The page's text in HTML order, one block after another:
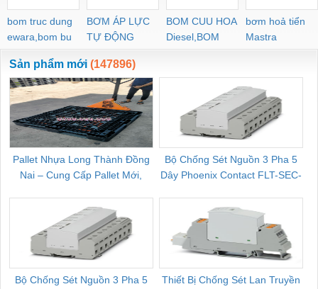
bom truc dung
ewara,bom bu
ewara
BƠM ÁP LỰC
TỰ ĐỘNG
BOM CUU HOA
Diesel,BOM
CHUA CHAY
bơm hoả tiển
Mastra
Sản phẩm mới (147896)
Pallet Nhựa Long Thành Đồng
Nai – Cung Cấp Pallet Mới,
Bộ Chống Sét Nguồn 3 Pha 5
Dây Phoenix Contact FLT-SEC-
Bộ Chống Sét Nguồn 3 Pha 5
Thiết Bị Chống Sét Lan Truyền